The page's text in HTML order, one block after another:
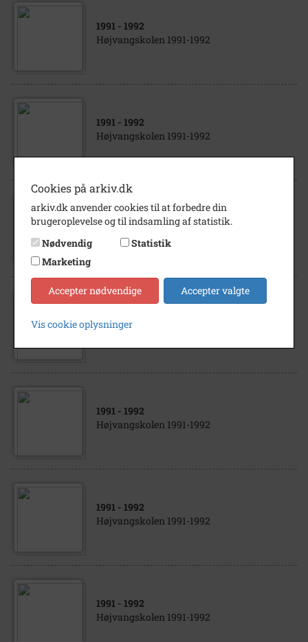
1991 - 1992
Højvangskolen 1991-1992
1991 - 1992
Højvangskolen 1991-1992
1991- 1992
Højvangskolen 1991-1992
1991 - 1992
Højvangskolen 1991-1992
1991 - 1992
Højvangskolen 1991-1992
1991 - 1992
Højvangskolen 1991-1992
Cookies på arkiv.dk
arkiv.dk anvender cookies til at forbedre din
brugeroplevelse og til indsamling af statistik.
Nødvendig
Statistik
Marketing
Accepter nødvendige Accepter valgte
Vis cookie oplysninger